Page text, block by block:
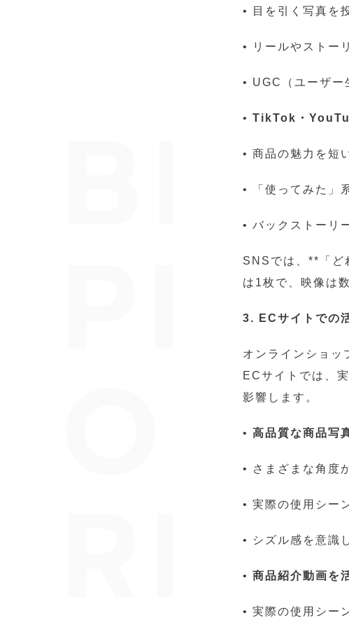
• 目を引く写真を
• リールやストー
• UGC（ユーザー
• TikTok・
• 商品の魅力を短
• 「使ってみた」
• バックストーリ
SNSでは、**「ど
は1枚で、映像は
3. ECサイトでの
オンラインショッ
ECサイトでは、
影響します。
• 高品質な商品写
• さまざまな角度
• 実際の使用シー
• シズル感を意識
• 商品紹介動画を
• 実際の使用シー